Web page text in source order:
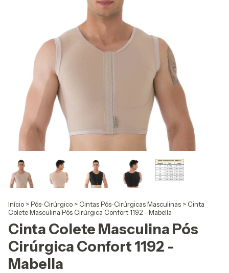
Início >Pós-Cirúrgico > Cintas Pós-Cirúrgicas Masculinas > Cinta
Colete Masculina Pós Cirúrgica Confort 1192 - Mabella
Cinta Colete Masculina Pós
Cirúrgica Confort 1192 -
Mabella